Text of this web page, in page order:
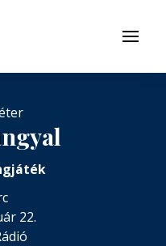
Menü
22.